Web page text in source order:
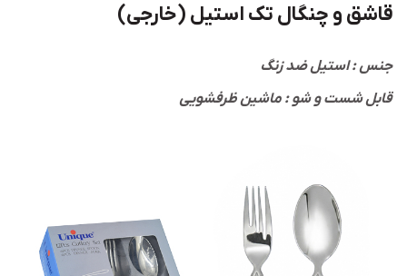
قاشق و چنگال تک استیل (خارجی)
جنس : استیل ضد زنگ
قابل شست و شو : ماشین ظرفشویی